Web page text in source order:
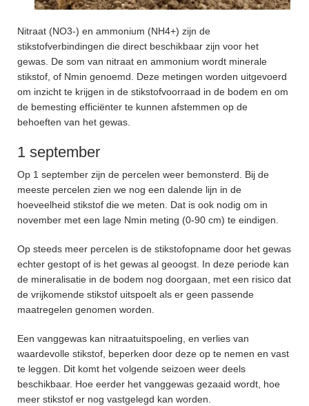
Nitraat (NO3-) en ammonium (NH4+) zijn de
stikstofverbindingen die direct beschikbaar zijn voor het
gewas. De som van nitraat en ammonium wordt minerale
stikstof, of Nmin genoemd. Deze metingen worden uitgevoerd
om inzicht te krijgen in de stikstofvoorraad in de bodem en om
de bemesting efficiënter te kunnen afstemmen op de
behoeften van het gewas.
1 september
Op 1 september zijn de percelen weer bemonsterd. Bij de
meeste percelen zien we nog een dalende lijn in de
hoeveelheid stikstof die we meten. Dat is ook nodig om in
november met een lage Nmin meting (0-90 cm) te eindigen.
Op steeds meer percelen is de stikstofopname door het gewas
echter gestopt of is het gewas al geoogst. In deze periode kan
de mineralisatie in de bodem nog doorgaan, met een risico dat
de vrijkomende stikstof uitspoelt als er geen passende
maatregelen genomen worden.
Een vanggewas kan nitraatuitspoeling, en verlies van
waardevolle stikstof, beperken door deze op te nemen en vast
te leggen. Dit komt het volgende seizoen weer deels
beschikbaar. Hoe eerder het vanggewas gezaaid wordt, hoe
meer stikstof er nog vastgelegd kan worden.